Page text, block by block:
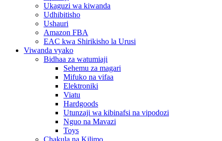
Ukaguzi wa kiwanda
Udhibitisho
Ushauri
Amazon FBA
EAC kwa Shirikisho la Urusi
Viwanda vyako
Bidhaa za watumiaji
Sehemu za magari
Mifuko na vifaa
Elektroniki
Viatu
Hardgoods
Utunzaji wa kibinafsi na vipodozi
Nguo na Mavazi
Toys
Chakula na Kilimo